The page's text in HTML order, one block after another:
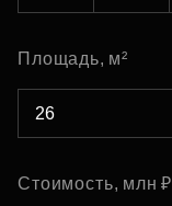
Площадь, м²
Стоимость, млн ₽